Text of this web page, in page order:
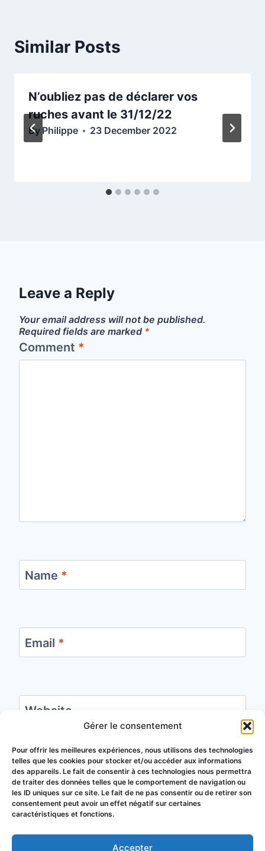
Gérer le consentement
Pour offrir les meilleures expériences, nous utilisons des technologies
telles que les cookies pour stocker et/ou accéder aux informations
des appareils. Le fait de consentir à ces technologies nous permettra
de traiter des données telles que le comportement de navigation ou
les ID uniques sur ce site. Le fait de ne pas consentir ou de retirer son
consentement peut avoir un effet négatif sur certaines
caractéristiques et fonctions.
Accepter
Similar Posts
N’oubliez pas de déclarer vos
ruches avant le 31/12/22
By Philippe 23 December 2022
Leave a Reply
Your email address will not be published.
Required fields are marked *
Comment *
Name *
Email *
Website
Save my name, email, and website in this
browser for the next time I comment.